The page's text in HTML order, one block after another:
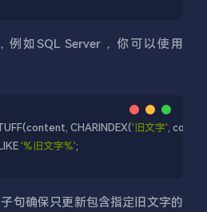
例如SQL Server，你可以使用
CHARINDEX('旧文字' ,
'%旧文字%'
句确保只更新包含指定旧文字的